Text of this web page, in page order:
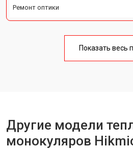
Ремонт оптики
Показать весь
Другие модели
монокуляров